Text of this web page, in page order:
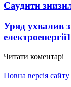
Саудити
Уряд ухвалив
електроенергії
Читати коментарі
Повна версія сайту